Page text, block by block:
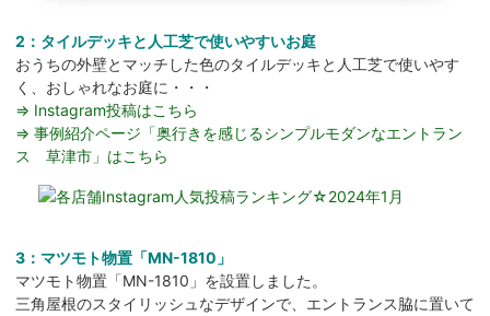
2：タイルデッキと人工芝で使いやすいお庭
おうちの外壁とマッチした色のタイルデッキと人工芝で使いやす
く、おしゃれなお庭に・・・
⇒ Instagram投稿はこちら
⇒ 事例紹介ページ「奥行きを感じるシンプルモダンなエントラン
ス 草津市」はこちら
3：マツモト物置「MN-1810」
マツモト物置「MN-1810」を設置しました。
三角屋根のスタイリッシュなデザインで、エントランス脇に置いて